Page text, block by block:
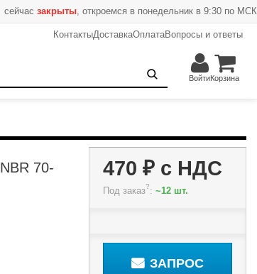
сейчас закрыты, откроемся в понедельник в 9:30 по МСК
КонтактыДоставкаОплатаВопросы и ответы
ВойтиКорзина
70-
470 ₽с НДС
Под заказ?: ~12 шт.
ЗАПРОС
470 ₽ Запрос